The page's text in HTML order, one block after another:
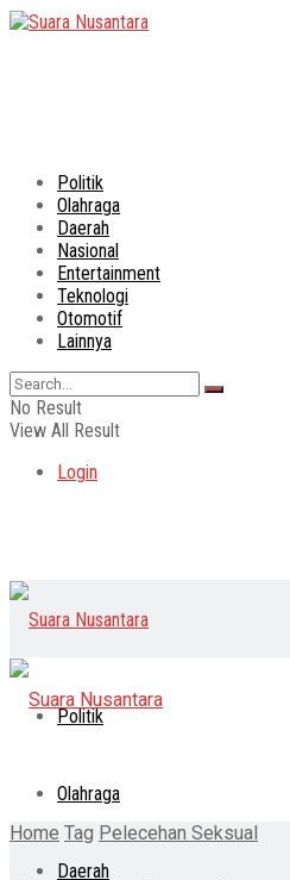
Politik
Olahraga
Daerah
Nasional
Entertainment
Teknologi
Otomotif
Lainnya
No Result
View All Result
Login
Politik
Olahraga
Daerah
Home Tag Pelecehan Seksual